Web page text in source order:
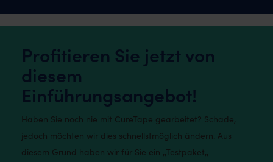
Profitieren Sie jetzt von
diesem
Einführungsangebot!
Haben Sie noch nie mit CureTape gearbeitet? Schade,
jedoch möchten wir dies schnellstmöglich ändern. Aus
diesem Grund haben wir für Sie ein ,,Testpaket,,